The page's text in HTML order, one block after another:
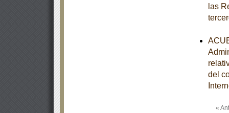
las
del
«